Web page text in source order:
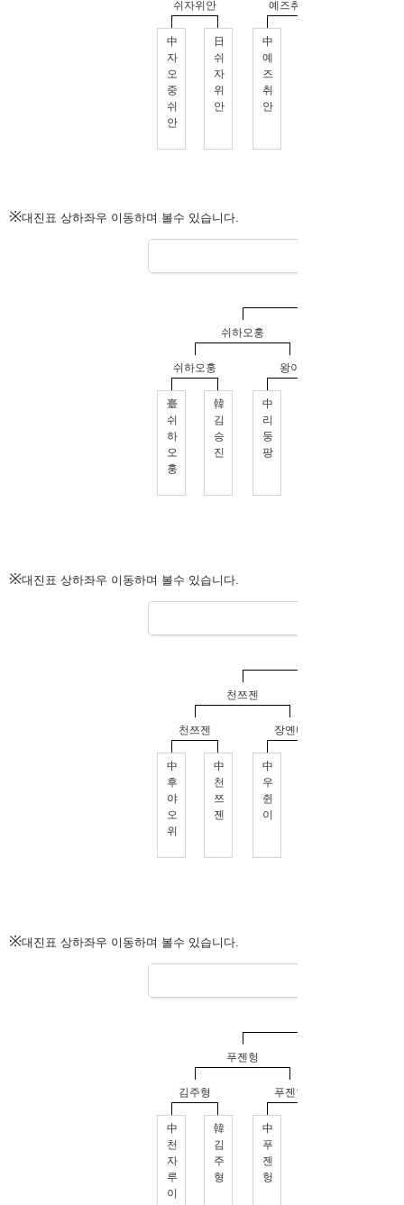
※대진표 상하좌우 이동하며 볼수 있습니다.
※대진표 상하좌우 이동하며 볼수 있습니다.
※대진표 상하좌우 이동하며 볼수 있습니다.